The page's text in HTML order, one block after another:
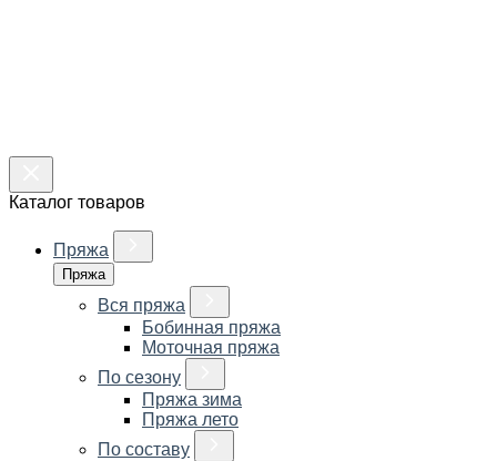
Каталог товаров
Пряжа
Пряжа
Вся пряжа
Бобинная пряжа
Моточная пряжа
По сезону
Пряжа зима
Пряжа лето
По составу